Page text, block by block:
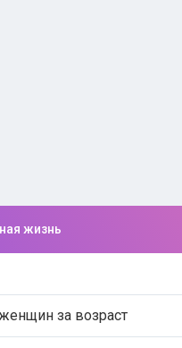
жизнь
за возраст